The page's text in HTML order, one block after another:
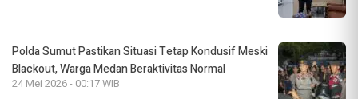
Polda Sumut Pastikan Situasi Tetap Kondusif Meski
Blackout, Warga Medan Beraktivitas Normal
24 Mei 2026 - 00:17 WIB